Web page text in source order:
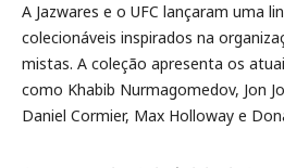
A Jazwares e o UFC lançaram uma
colecionáveis inspirados na
mistas. A coleção ​​apresenta os
como Khabib Nurmagomedov, Jon
Daniel Cormier, Max Holloway e